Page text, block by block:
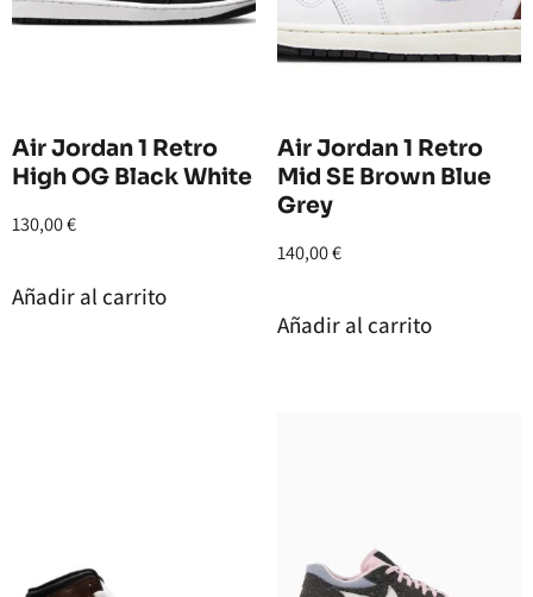
Air Jordan 1 Retro
High OG Black White
130,00€
Añadir al carrito
Air Jordan 1 Retro
Mid SE Brown Blue
Grey
140,00€
Añadir al carrito